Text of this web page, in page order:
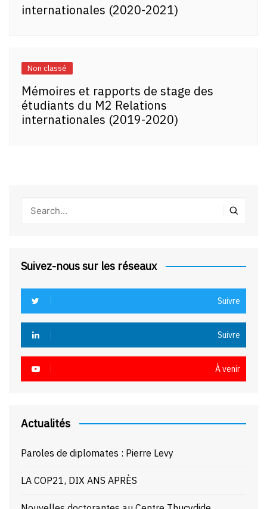
internationales (2020-2021)
Non classé
Mémoires et rapports de stage des
étudiants du M2 Relations
internationales (2019-2020)
Suivez-nous sur les réseaux
Suivre
Suivre
À venir
Actualités
Paroles de diplomates : Pierre Levy
LA COP21, DIX ANS APRÈS